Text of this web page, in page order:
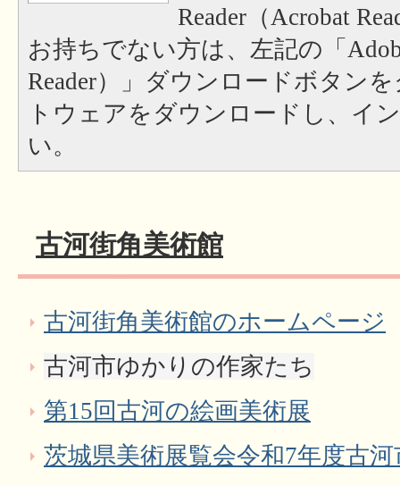
Reader（Acrobat
お持ちでない方は、左記の「
Reader）」ダウンロードボタン
トウェアをダウンロードし、イ
い。
古河街角美術館
古河街角美術館のホームページ
古河市ゆかりの作家たち
第15回古河の絵画美術展
茨城県美術展覧会令和7年度古